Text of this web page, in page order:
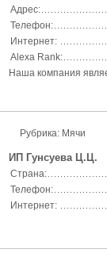
Адрес:
Телефон:
Интернет:
Alexa Rank:
Наша компания
Рубрика: Мячи
ИП Гунсуева Ц.Ц.
Страна:
Телефон:
Интернет: